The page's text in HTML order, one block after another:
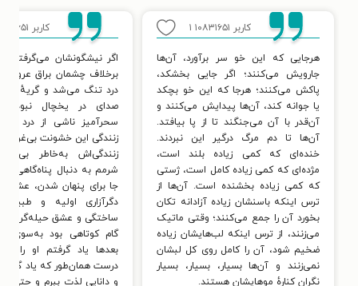
کاربر ۱۰۸۳۱۶۵۱ ۱
هرجایی که این خو سر برآورد، آن‌ها
جارویش می‌کنند؛ اگر جایی بخشکد،
پاکش می‌کنند؛ هرجا که این خو بچکد
یا جوانه کند، آن‌ها پیدایش می‌کنند و
آن‌قدر با آن می‌جنگند تا از پا بیافتد.
آن‌ها تا دم مرگ درگیر این نبردند.
خنده‌ای که کمی زیاده بلند است،
مژده‌ای که کمی زیاده کامل است، ژستی
که کمی زیاده بخشنده است. آن‌ها از
ترس اینکه باسنشان زیاده آزادانه تکان
بخورد آن را جمع می‌کنند؛ وقتی ماتیک
می‌زنند، از ترس اینکه لب‌هایشان زیاده
ضخیم شود، آن را کامل روی کل لبشان
نمی‌زنند و آن‌ها بسیار، بسیار، بسیار
نگران کنارهٔ موهایشان هستند.
کاربر ۱۰۸۳۱۶۵۱
اگر نیشگونشان می‌گرفتم
برخلاف چشمان براق
درد تنگ می‌شد و گریهٔ
صدای در یخچال نبود،
سحرآمیز ناشی از درد
زنندگی این خشونت بی‌غرض
زنندگی‌اش به‌خاطر
شرمم به دنبال پناه‌گاهی
جا برای پنهان شدن، عشق
دگرآزاری اولیه و
ساختگی و عشق حیله‌گر
گام کوتاهی بود به‌سوی
بعدها یاد گرفتم او را
درست همان‌طور که یاد گرفتم
و دانایی لذت ببرم و حتی